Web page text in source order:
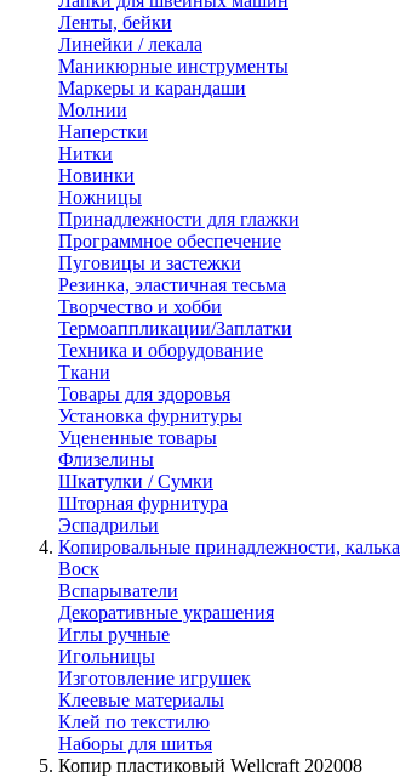
Ленты, бейки
Линейки / лекала
Маникюрные инструменты
Маркеры и карандаши
Молнии
Наперстки
Нитки
Новинки
Ножницы
Принадлежности для глажки
Программное обеспечение
Пуговицы и застежки
Резинка, эластичная тесьма
Творчество и хобби
Термоаппликации/Заплатки
Техника и оборудование
Ткани
Товары для здоровья
Установка фурнитуры
Уцененные товары
Флизелины
Шкатулки / Сумки
Шторная фурнитура
Эспадрильи
Копировальные принадлежности, калька
Воск
Вспарыватели
Декоративные украшения
Иглы ручные
Игольницы
Изготовление игрушек
Клеевые материалы
Клей по текстилю
Наборы для шитья
Копир пластиковый Wellcraft 202008